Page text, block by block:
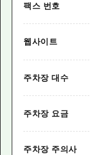
팩스 번호
웹사이트
주차장 대수
주차장 요금
주차장 주의사